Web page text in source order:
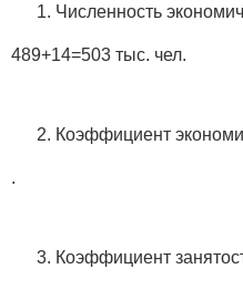
Численность
489+14=503 тыс. чел.
Коэффициент
.
Коэффициент